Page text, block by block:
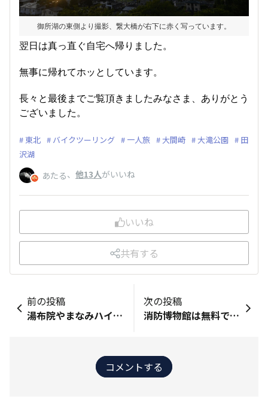
御所湖の東側より撮影、繋大橋が右下に赤く写っています。
翌日は真っ直ぐ自宅へ帰りました。
無事に帰れてホッとしています。
長々と最後までご覧頂きましたみなさま、ありがとう
ございました。
東北 バイクツーリング 一人旅 大間崎 大滝公園
田
沢湖
あたる、 他13人がいいね
いいね
共有する
前の投稿
湯布院やまなみハイウェイ挟霧台（さぎりだい）での新緑風景
次の投稿
消防博物館は無料で楽しめる
コメントする